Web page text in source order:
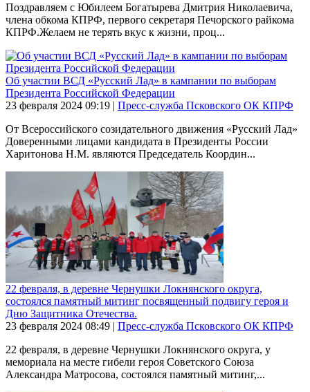
Поздравляем с Юбилеем Богатырева Дмитрия Николаевича,
члена обкома КПРФ, первого секретаря Печорского райкома
КПРФ.Желаем не терять вкус к жизни, проц...
Об участии ВСД «Русский Лад» в кампании по выборам
Президента Российской Федерации
23 февраля 2024 09:19 | Пресс-служба Псковского ОК КПРФ
От Всероссийского созидательного движения «Русский Лад»
Доверенными лицами кандидата в Президенты России
Харитонова Н.М. являются Председатель Координ...
22 февраля, в деревне Чернушки Локнянского округа,
состоялся памятный митинг посвященный подвигу героя и
Дню Защитника Отечества.
23 февраля 2024 08:49 | Пресс-служба Псковского ОК КПРФ
22 февраля, в деревне Чернушки Локнянского округа, у
мемориала на месте гибели героя Советского Союза
Александра Матросова, состоялся памятный митинг,...